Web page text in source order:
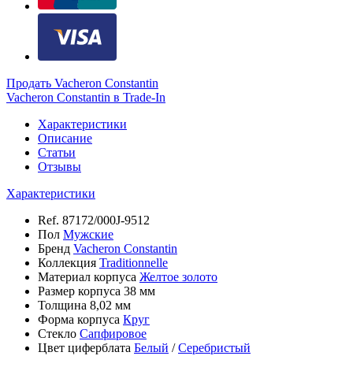
Продать Vacheron Constantin
Vacheron Constantin в Trade-In
Характеристики
Описание
Статьи
Отзывы
Характеристики
Ref. 87172/000J-9512
Пол Мужские
Бренд Vacheron Constantin
Коллекция Traditionnelle
Материал корпуса Желтое золото
Размер корпуса 38 мм
Толщина 8,02 мм
Форма корпуса Круг
Стекло Сапфировое
Цвет циферблата Белый /Серебристый